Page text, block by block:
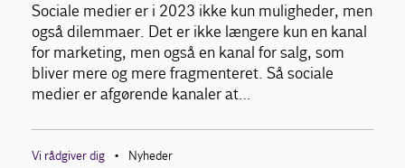
Sociale medier er i 2023 ikke kun muligheder, men
også dilemmaer. Det er ikke længere kun en kanal
for marketing, men også en kanal for salg, som
bliver mere og mere fragmenteret. Så sociale
medier er afgørende kanaler at…
Vi rådgiver dig • Nyheder